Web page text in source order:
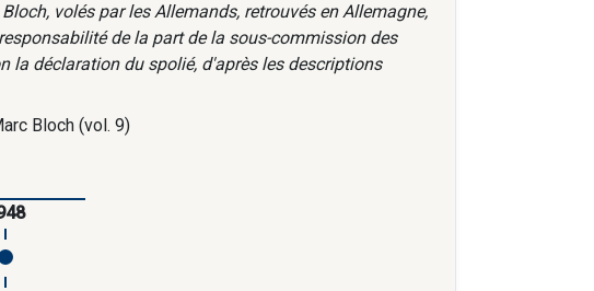
volés par les Allemands, retrouvés en Allemagne,
de la part de la sous-commission des
la déclaration du spolié, d'après les descriptions
Bloch (vol. 9)